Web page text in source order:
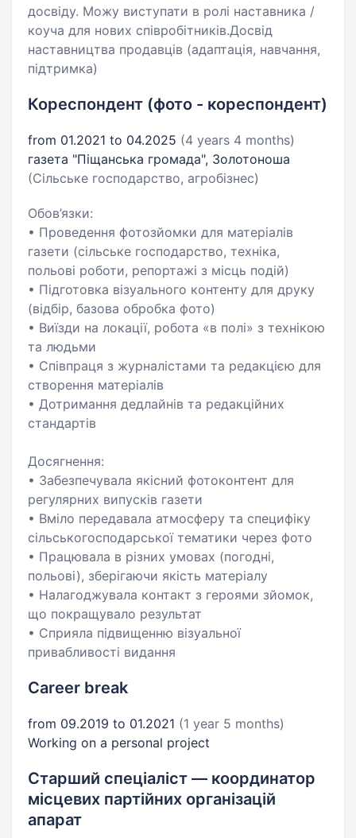
досвіду. Можу виступати в ролі наставника /
коуча для нових співробітників.Досвід
наставництва продавців (адаптація, навчання,
підтримка)
Кореспондент (фото - кореспондент)
from 01.2021 to 04.2025 (4 years 4 months)
газета "Піщанська громада", Золотоноша
(Сільське господарство, агробізнес)
Обов’язки:
• Проведення фотозйомки для матеріалів
газети (сільське господарство, техніка,
польові роботи, репортажі з місць подій)
• Підготовка візуального контенту для друку
(відбір, базова обробка фото)
• Виїзди на локації, робота «в полі» з технікою
та людьми
• Співпраця з журналістами та редакцією для
створення матеріалів
• Дотримання дедлайнів та редакційних
стандартів
Досягнення:
• Забезпечувала якісний фотоконтент для
регулярних випусків газети
• Вміло передавала атмосферу та специфіку
сільськогосподарської тематики через фото
• Працювала в різних умовах (погодні,
польові), зберігаючи якість матеріалу
• Налагоджувала контакт з героями зйомок,
що покращувало результат
• Сприяла підвищенню візуальної
привабливості видання
Career break
from 09.2019 to 01.2021 (1 year 5 months)
Working on a personal project
Старший спеціаліст — координатор
місцевих партійних організацій
апарат